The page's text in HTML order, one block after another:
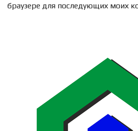
браузере для последующих моих